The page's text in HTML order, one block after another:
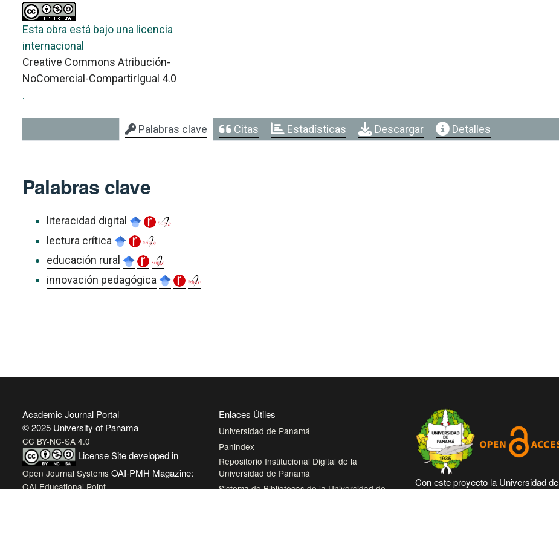
Esta obra está bajo una licencia
internacional
Creative Commons Atribución-
NoComercial-CompartirIgual 4.0
.
Palabras clave Citas Estadísticas Descargar Detalles
Palabras clave
literacidad digital
lectura crítica
educación rural
innovación pedagógica
Academic Journal Portal
© 2025 University of Panama
CC BY-NC-SA 4.0
LicenseSite developed in
Open Journal Systems OAI-PMH Magazine:
OAI Educational Point
Enlaces Útiles
Universidad de Panamá
Panindex
Repositorio Institucional Digital de la
Universidad de Panamá
Sistema de Bibliotecas de la Universidad de
Con este proyecto la Universidad de